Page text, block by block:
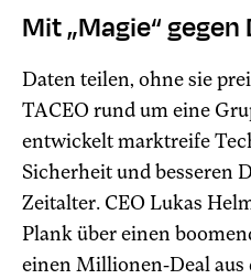
Mit „Magie“
Daten teilen, ohne sie
TACEO rund um eine
entwickelt marktreife
Sicherheit und besseren
Zeitalter. CEO Lukas
Plank über einen
einen Millionen-Deal aus